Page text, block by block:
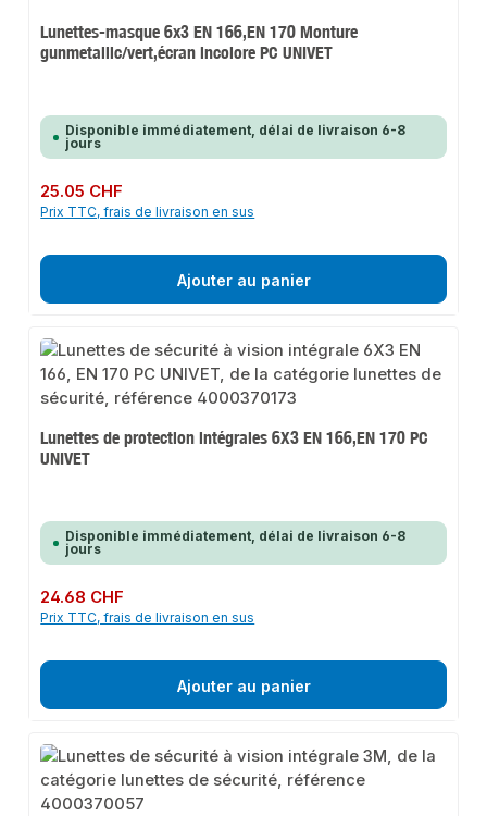
Lunettes-masque 6x3 EN 166,EN 170 Monture
gunmetallic/vert,écran incolore PC UNIVET
Disponible immédiatement, délai de livraison 6-8
jours
Prix régulier :
25.05 CHF
Prix TTC, frais de livraison en sus
Ajouter au panier
Lunettes de protection intégrales 6X3 EN 166,EN 170 PC
UNIVET
Disponible immédiatement, délai de livraison 6-8
jours
Prix régulier :
24.68 CHF
Prix TTC, frais de livraison en sus
Ajouter au panier